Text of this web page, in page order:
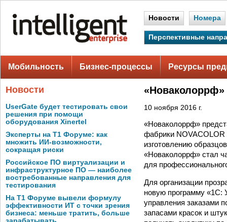
Новости Номера
Перспективные
Мобильность Бизнес-процессы Ресурсы
Новости
UserGate будет тестировать свои
решения при помощи
оборудования Xinertel
Эксперты на Т1 Форуме: как
множить ИИ-возможности,
сокращая риски
Российское ПО виртуализации и
инфраструктурное ПО — наиболее
востребованные направления для
тестирования
На Т1 Форуме вывели формулу
эффективности ИТ с точки зрения
бизнеса: меньше тратить, больше
«Новаколоррф»
10 ноября 2016 г.
«Новаколоррф»
фабрики NOVACOLOR
изготовлению
«Новаколоррф» стал
для
Для организации
новую программу «1С:
управления заказами
запасами красок и